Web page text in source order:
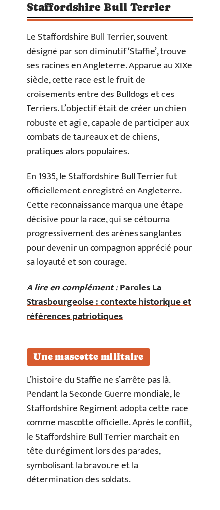
Staffordshire Bull Terrier
Le Staffordshire Bull Terrier, souvent
désigné par son diminutif ‘Staffie’, trouve
ses racines en Angleterre. Apparue au XIXe
siècle, cette race est le fruit de
croisements entre des Bulldogs et des
Terriers. L’objectif était de créer un chien
robuste et agile, capable de participer aux
combats de taureaux et de chiens,
pratiques alors populaires.
En 1935, le Staffordshire Bull Terrier fut
officiellement enregistré en Angleterre.
Cette reconnaissance marqua une étape
décisive pour la race, qui se détourna
progressivement des arènes sanglantes
pour devenir un compagnon apprécié pour
sa loyauté et son courage.
A lire en complément :Paroles La
Strasbourgeoise : contexte historique et
références patriotiques
Une mascotte militaire
L’histoire du Staffie ne s’arrête pas là.
Pendant la Seconde Guerre mondiale, le
Staffordshire Regiment adopta cette race
comme mascotte officielle. Après le conflit,
le Staffordshire Bull Terrier marchait en
tête du régiment lors des parades,
symbolisant la bravoure et la
détermination des soldats.